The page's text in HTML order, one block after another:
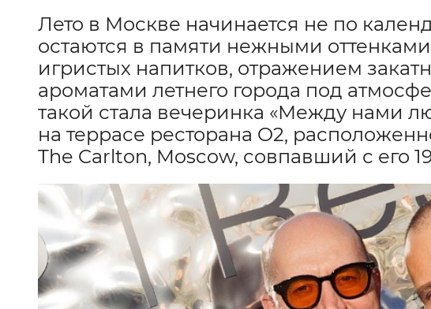
Лето в Москве начинается не по
остаются в памяти нежными
игристых напитков, отражением
ароматами летнего города под
такой стала вечеринка «Между нами
на террасе ресторана O2,
The Carlton, Moscow, совпавший с его